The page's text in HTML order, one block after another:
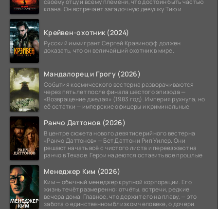
своему отцу и всему племени, что достоин быть частью
клана. Он встречает загадочную девушку Тию и
Крейвен-охотник (2024)
Русский иммигрант Сергей Кравинофф должен
доказать, что он величайший охотник в мире.
Мандалорец и Грогу (2026)
События космического вестерна разворачиваются
через пять лет после финала шестого эпизода —
«Возвращение джедая» (1983 год). Империя рухнула, но
её остатки — имперские офицеры и криминальные
Ранчо Даттонов (2026)
В центре сюжета нового девятисерийного вестерна
«Ранчо Даттонов» — Бет Даттон и Рип Уилер. Они
решают начать всё с чистого листа и переезжают на
ранчо в Техасе. Герои надеются оставить все прошлые
Менеджер Ким (2026)
Ким — обычный менеджер крупной корпорации. Его
жизнь течёт размеренно: отчёты, встречи, редкие
вечера дома. Главное, что держит его на плаву, — это
забота о единственном близком человеке, о дочери.